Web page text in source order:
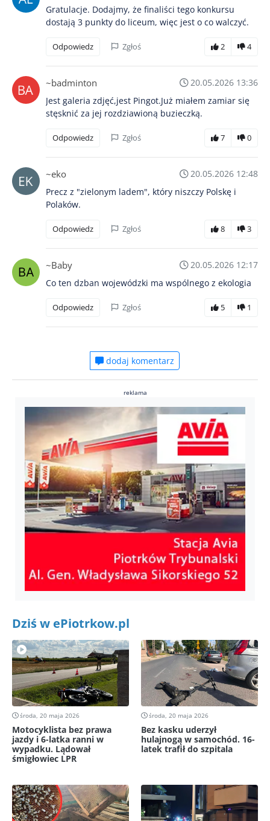
Gratulacje. Dodajmy, że finaliści tego konkursu
dostają 3 punkty do liceum, więc jest o co walczyć.
Odpowiedz Zgłoś 2 4
~badminton
20.05.2026 13:36
Jest galeria zdjęć,jest Pingot.Już miałem zamiar się
stęsknić za jej rozdziawioną buzieczką.
Odpowiedz Zgłoś 7 0
~eko
20.05.2026 12:48
Precz z "zielonym ladem", który niszczy Polskę i
Polaków.
Odpowiedz Zgłoś 8 3
~Baby
20.05.2026 12:17
Co ten dzban wojewódzki ma wspólnego z ekologia
Odpowiedz Zgłoś 5 1
dodaj komentarz
reklama
Dziś w ePiotrkow.pl
środa, 20 maja 2026
Motocyklista bez prawa
jazdy i 6-latka ranni w
wypadku. Lądował
śmigłowiec LPR
środa, 20 maja 2026
Bez kasku uderzył
hulajnogą w samochód. 16-
latek trafił do szpitala